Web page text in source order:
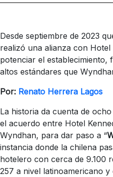
Desde septiembre de 2023
realizó una alianza con
potenciar el establecimiento,
altos estándares que
Por: Renato Herrera Lagos
La historia da cuenta de
el acuerdo entre Hotel
Wyndhan, para dar paso a “
instancia donde la chilena
hotelero con cerca de 9.100
257 a nivel latinoamericano y